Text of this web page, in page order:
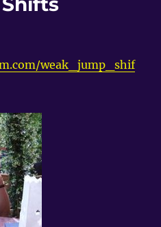
weak_jump_shif